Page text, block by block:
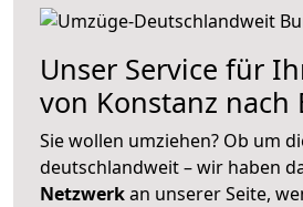
Unser Service für
von Konstanz nach
Sie wollen umziehen? Ob um
deutschlandweit – wir haben
Netzwerkan unserer Seite,